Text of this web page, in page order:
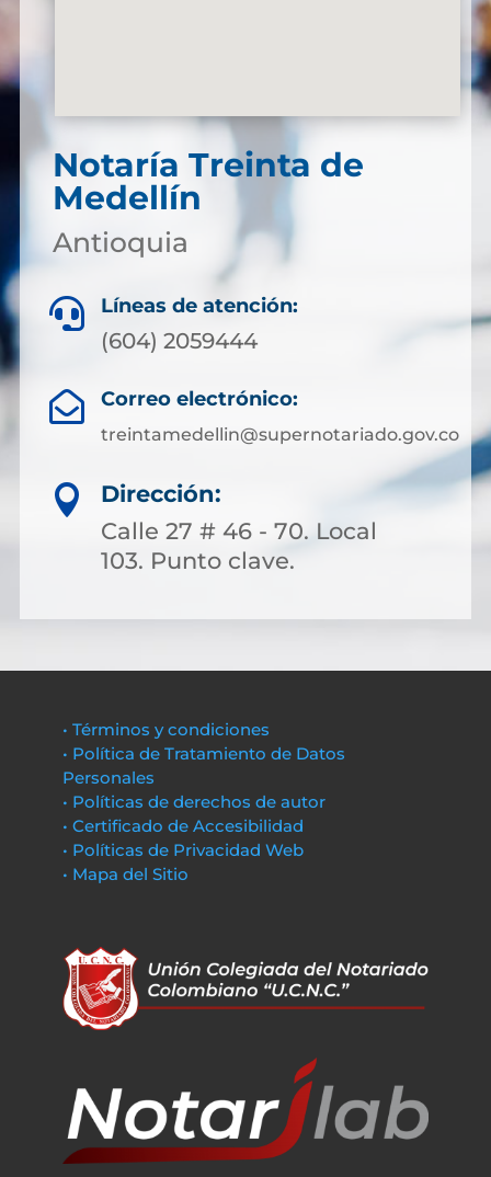
Notaría Treinta de
Medellín
Antioquia
 Líneas de atención:
(604) 2059444
 Correo electrónico:
treintamedellin@supernotariado.gov.co

Dirección:
Calle 27 # 46 - 70. Local
103. Punto clave.
• Términos y condiciones
• Política de Tratamiento de Datos
Personales
• Políticas de derechos de autor
• Certificado de Accesibilidad
• Políticas de Privacidad Web
• Mapa del Sitio